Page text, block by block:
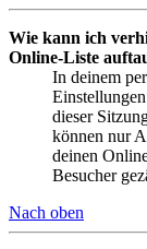
Wie kann ich
Online-Liste
In deinem
dieser
können nur
deinen
Besucher
Nach oben